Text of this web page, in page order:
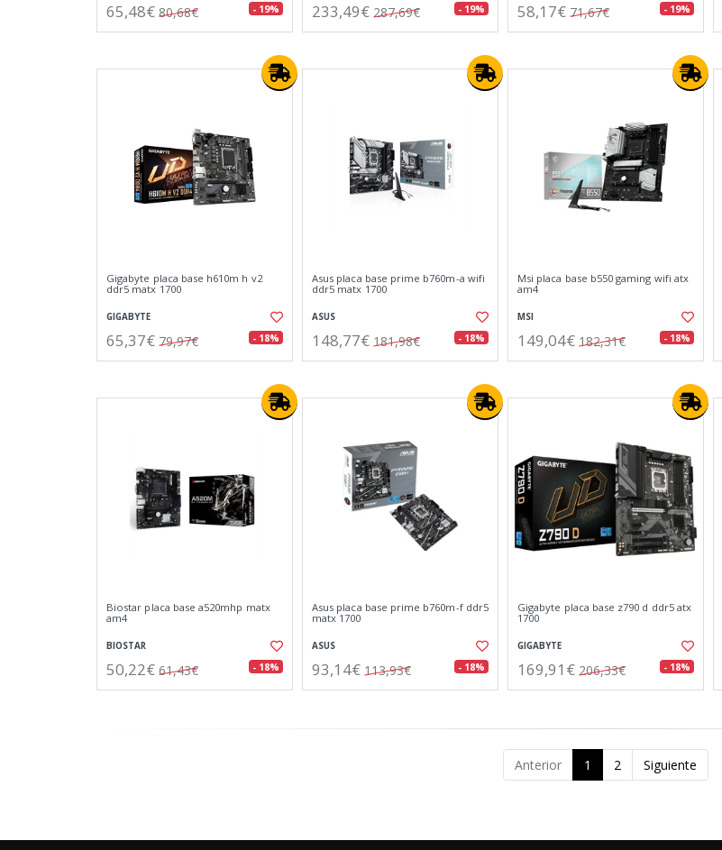
65,48€ 80,68€ - 19% 233,49€ 287,69€ - 19% 58,17€ 71,67€ - 19%
Gigabyte placa base h610m h v2
ddr5 matx 1700
GIGABYTE
65,37€ 79,97€ - 18%
Asus placa base prime b760m-a wifi
ddr5 matx 1700
ASUS
148,77€ 181,98€ - 18%
Msi placa base b550 gaming wifi atx
am4
MSI
149,04€ 182,31€ - 18%
Biostar placa base a520mhp matx
am4
BIOSTAR
50,22€ 61,43€ - 18%
Asus placa base prime b760m-f ddr5
matx 1700
ASUS
93,14€ 113,93€ - 18%
Gigabyte placa base z790 d ddr5 atx
1700
GIGABYTE
169,91€ 206,33€ - 18%
Anterior 1 2 Siguiente